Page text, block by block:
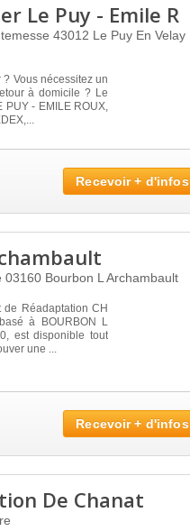
Le Puy - Emile R
43012 Le Puy En Velay
Vous nécessitez un
à domicile ? Le
PUY - EMILE ROUX,
Recevoir + d'infos
03160 Bourbon L Archambault
Réadaptation CH
à BOURBON L
est disponible tout
une ...
Recevoir + d'infos
De Chanat